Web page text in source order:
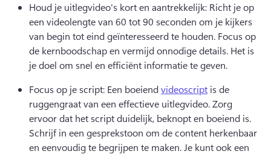
Houd je uitlegvideo's kort en aantrekkelijk: Richt je op
een videolengte van 60 tot 90 seconden om je kijkers
van begin tot eind geïnteresseerd te houden. Focus op
de kernboodschap en vermijd onnodige details. Het is
je doel om snel en efficiënt informatie te geven.
Focus op je script: Een boeiend videoscript is de
ruggengraat van een effectieve uitlegvideo. Zorg
Schrijf in een gesprekstoon om de content herkenbaar
en eenvoudig te begrijpen te maken. Je kunt ook een